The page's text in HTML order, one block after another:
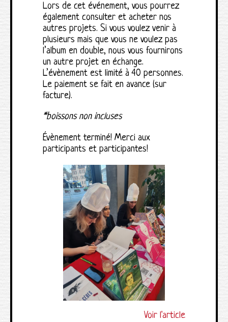
Lors de cet événement, vous pourrez
également consulter et acheter nos
autres projets. Si vous voulez venir à
plusieurs mais que vous ne voulez pas
l’album en double, nous vous fournirons
un autre projet en échange.
L’évènement est limité à 40 personnes.
Le paiement se fait en avance (sur
facture).
*boissons non incluses
Évènement terminé! Merci aux
participants et participantes!
Voir l'article